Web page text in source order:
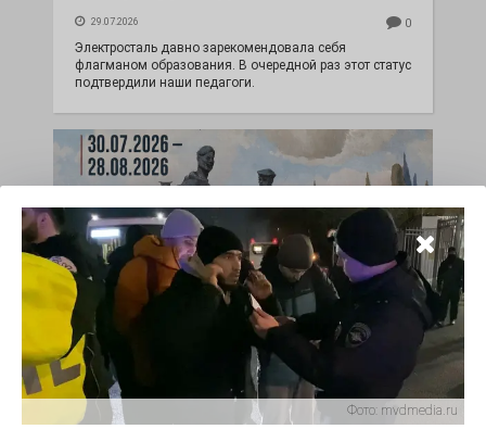
29.07.2026 0
Электросталь давно зарекомендовала себя
флагманом образования. В очередной раз этот статус
подтвердили наши педагоги.
Чувство Родины — одно на
всех
28.07.2026 0
Фото: mvdmedia.ru